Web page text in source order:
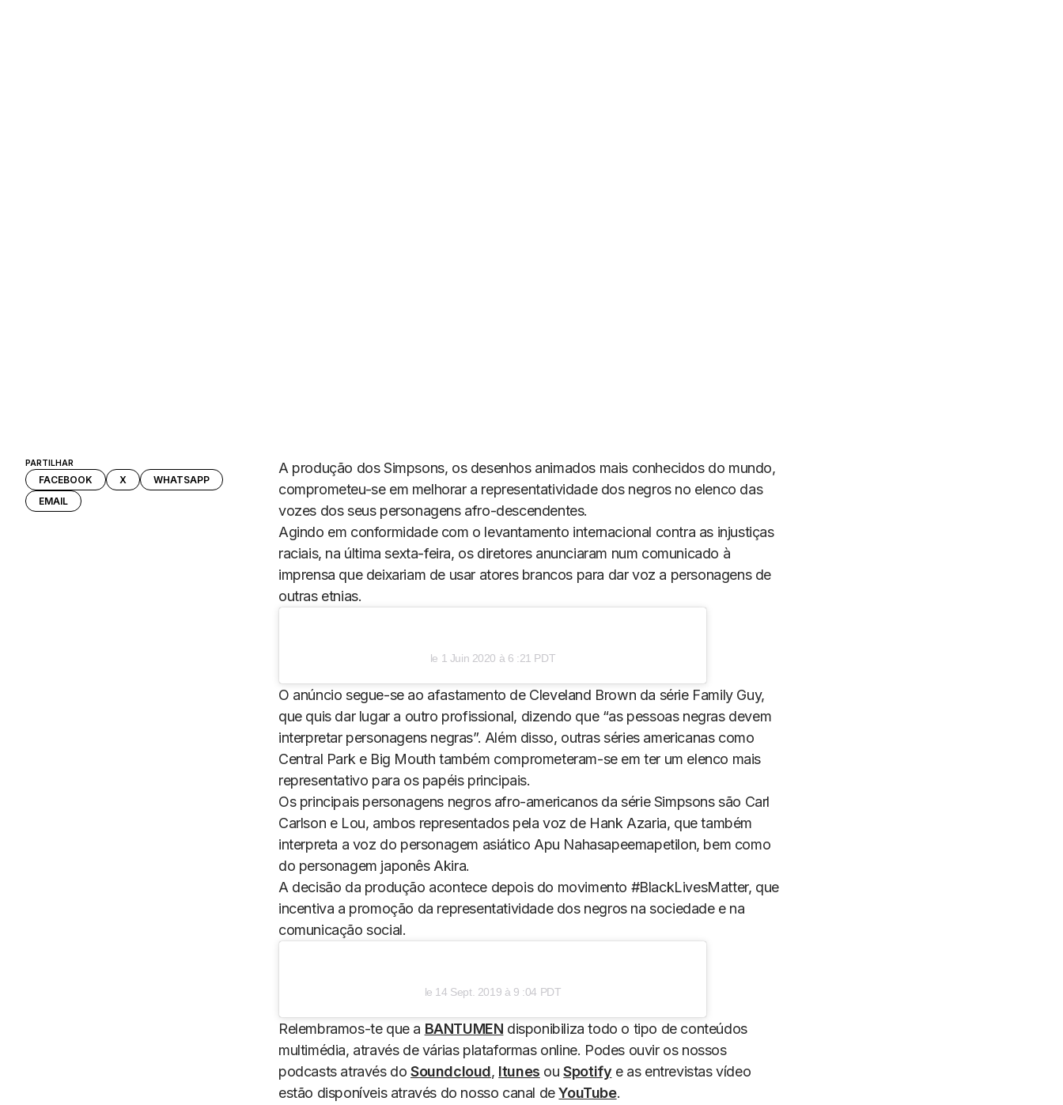
PARTILHAR
FACEBOOK X
WHATSAPP
EMAIL
A produção dos Simpsons, os desenhos animados mais conhecidos do mundo,
comprometeu-se em melhorar a representatividade dos negros no elenco das
vozes dos seus personagens afro-descendentes.
Agindo em conformidade com o levantamento internacional contra as injustiças
raciais, na última sexta-feira, os diretores anunciaram num comunicado à
imprensa que deixariam de usar atores brancos para dar voz a personagens de
outras etnias.
le 1 Juin 2020 à 6 :21 PDT
O anúncio segue-se ao afastamento de Cleveland Brown da série Family Guy,
que quis dar lugar a outro profissional, dizendo que “as pessoas negras devem
interpretar personagens negras”. Além disso, outras séries americanas como
Central Park e Big Mouth também comprometeram-se em ter um elenco mais
representativo para os papéis principais.
Os principais personagens negros afro-americanos da série Simpsons são Carl
Carlson e Lou, ambos representados pela voz de Hank Azaria, que também
interpreta a voz do personagem asiático Apu Nahasapeemapetilon, bem como
do personagem japonês Akira.
A decisão da produção acontece depois do movimento #BlackLivesMatter, que
incentiva a promoção da representatividade dos negros na sociedade e na
comunicação social.
le 14 Sept. 2019 à 9 :04 PDT
Relembramos-te que a BANTUMEN disponibiliza todo o tipo de conteúdos
multimédia, através de várias plataformas online. Podes ouvir os nossos
podcasts através doSoundcloud, Itunes ouSpotify e as entrevistas vídeo
estão disponíveis através do nosso canal deYouTube.